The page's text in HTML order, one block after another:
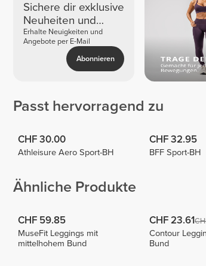
Sichere dir exklusive
Neuheiten und
Angebote
Erhalte Neuigkeiten und
Angebote per E-Mail
Abonnieren
Passt hervorragend zu
CHF 30.00
Athleisure Aero Sport-BH
CHF 32.95
BFF Sport-BH
Ähnliche Produkte
CHF 59.85
MuseFit Leggings mit
mittelhohem Bund
CHF 23.61
Contour
Bund